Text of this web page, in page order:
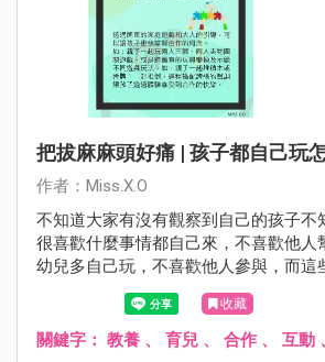
把拔麻麻頭好痛 | 孩子都自己玩
作者：Miss.X.O
不知道大家有沒有觀察到自己的孩子不
很喜歡什麼事情都自己來，不喜歡他人
幼兒多自己玩，不喜歡他人參與，而這
力發展有關係。
收藏
關鍵字： 教養 、 育兒 、 合作 、 互動